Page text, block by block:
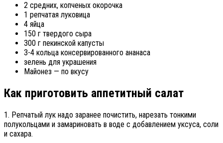
2 средних, копченых окорочка
1 репчатая луковица
4 яйца
150 г твердого сыра
300 г пекинской капусты
3-4 кольца консервированного ананаса
зелень для украшения
Майонез — по вкусу
Как приготовить аппетитный салат
1. Репчатый лук надо заранее почистить, нарезать тонкими
полукольцами и замариновать в воде с добавлением уксуса, соли
и сахара.